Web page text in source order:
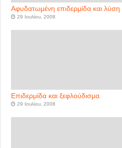
Αφυδατωμένη επιδερμίδα και λύση
29 Ιουλίου, 2008
Επιδερμίδα και ξεφλούδισμα
29 Ιουλίου, 2008